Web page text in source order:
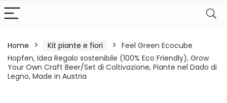
Home Kit piante e fiori
Feel Green Ecocube
Hopfen, Idea Regalo sostenibile (100% Eco Friendly), Grow
Your Own Craft Beer/Set di Coltivazione, Piante nel Dado di
Legno, Made in Austria